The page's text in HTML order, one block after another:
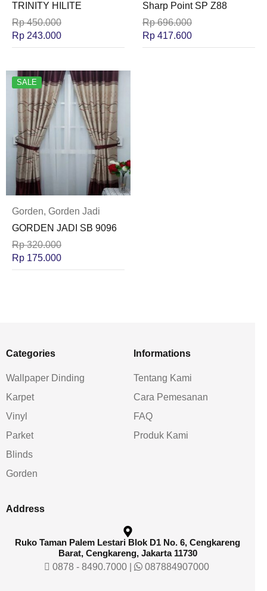
TRINITY HILITE
Rp450.000
Rp 243.000
Sharp Point SP Z88
Rp696.000
Rp 417.600
SALE
Gorden, Gorden Jadi
GORDEN JADI SB 9096
Rp320.000
Rp 175.000
Categories
Wallpaper Dinding
Karpet
Vinyl
Parket
Blinds
Gorden
Informations
Tentang Kami
Cara Pemesanan
FAQ
Produk Kami
Address
Ruko Taman Palem Lestari Blok D1 No. 6, Cengkareng
Barat, Cengkareng, Jakarta 11730
0878 - 8490.7000| 087884907000